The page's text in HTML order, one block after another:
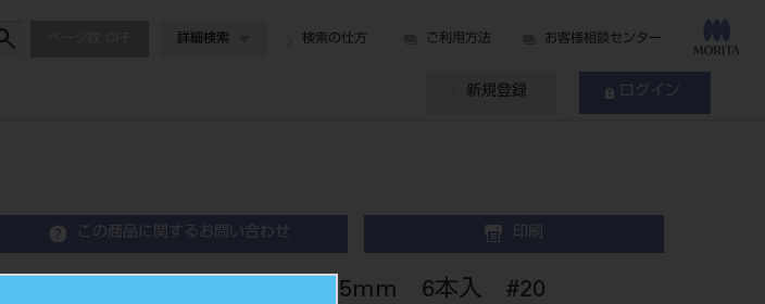
詳細検索 検索の仕方 ご利用方法 お客様相談センター
新規登録 ログイン
この商品に関するお問い合わせ 印刷
マニー フィンガープラガ－ 25mm 6本入 #20